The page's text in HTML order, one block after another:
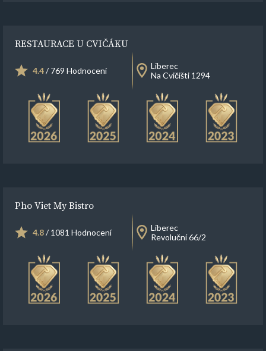
RESTAURACE U CVIČÁKU
4.4/ 769 Hodnocení
Liberec
Na Cvičišti 1294
Pho Viet My Bistro
4.8/ 1081 Hodnocení
Liberec
Revoluční 66/2